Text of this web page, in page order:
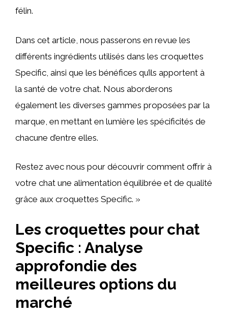
félin.
Dans cet article, nous passerons en revue les
différents ingrédients utilisés dans les croquettes
Specific, ainsi que les bénéfices qu’ils apportent à
la santé de votre chat. Nous aborderons
également les diverses gammes proposées par la
marque, en mettant en lumière les spécificités de
chacune d’entre elles.
Restez avec nous pour découvrir comment offrir à
votre chat une alimentation équilibrée et de qualité
grâce aux croquettes Specific. »
Les croquettes pour chat
Specific : Analyse
approfondie des
meilleures options du
marché